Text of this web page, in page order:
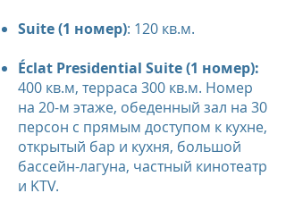
Suite (1 номер): 120 кв.м.
Éclat Presidential Suite (1 номер):
400 кв.м, терраса 300 кв.м. Номер
на 20-м этаже, обеденный зал на 30
персон с прямым доступом к кухне,
открытый бар и кухня, большой
бассейн-лагуна, частный кинотеатр
и KTV.